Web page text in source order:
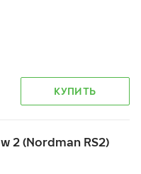
КУПИТЬ
2 (Nordman RS2)